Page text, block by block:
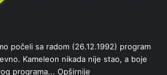
počeli sa radom (26.12.1992) program
Kameleon nikada nije stao, a boje
programa... Opširnije